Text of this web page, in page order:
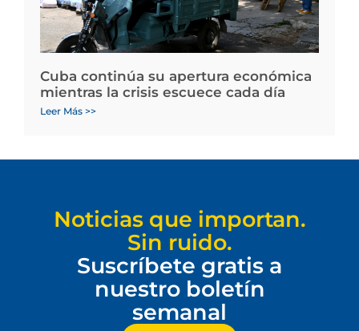
Cuba continúa su apertura económica
mientras la crisis escuece cada día
Leer Más >>
Noticias que importan.
Sin ruido.
Suscríbete gratis a
nuestro boletín
semanal